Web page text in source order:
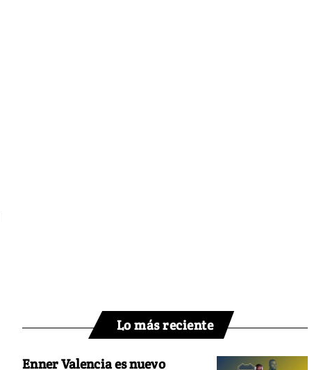
Lo más reciente
Enner Valencia es nuevo